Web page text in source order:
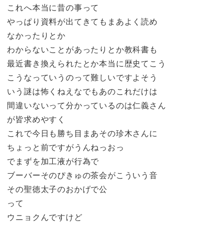
これへ本当に昔の事って
やっぱり資料が出てきてもまあよく読め
なかったりとか
わからないことがあったりとか教科書も
最近書き換えられたとか本当に歴史てこう
こうなっていうのって難しいですよそう
いう謎は怖くねえなでもあのこれだけは
間違いないって分かっているのは仁義さん
が皆求めやすく
これで今日も勝ち目まあその珍木さんに
ちょっと前ですがうんねっおっ
でまずを加工液が行為で
ブーバーそのぴきゅの茶会がこういう音
その聖徳太子のおかげで公
って
ウニョクんですけど